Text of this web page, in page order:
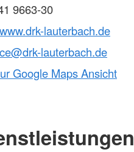
9663-30
lauterbach.de
lauterbach.de
Google Maps Ansicht